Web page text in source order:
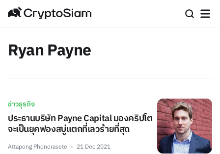
Ryan Payne
ข่าวธุรกิจ
ประธานบริษัท Payne Capital มองคริปโต
จะเป็นยุคฟองสบู่แตกที่เลวร้ายที่สุด
Attapong Phonorasete 21 Dec 2021